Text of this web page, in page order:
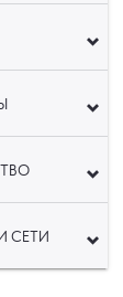
СЕТИ